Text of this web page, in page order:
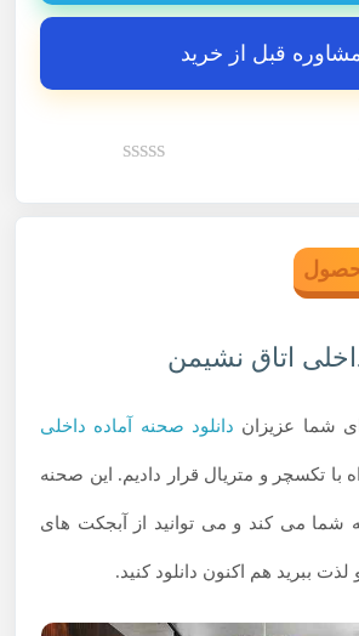
قبل از خرید
0
اتاق نشیمن
شما عزیزان دانلود صحنه آماده داخلی
با تکسچر و متریال قرار دادیم. این صحنه
شما می کند و می توانید از آبجکت های
لذت ببرید هم اکنون دانلود کنید.